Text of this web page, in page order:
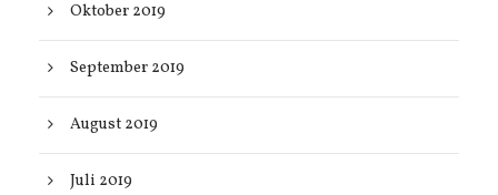
Oktober 2019
September 2019
August 2019
Juli 2019